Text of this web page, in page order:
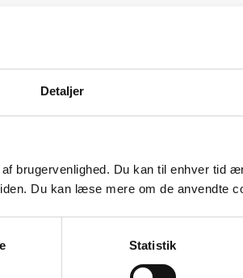
Detaljer
brugervenlighed. Du kan til enhver tid
Du kan læse mere om de anvendte
Statistik